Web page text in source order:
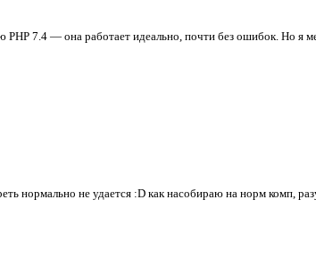
7.4 — она работает идеально, почти без ошибок. Но я
нормально не удается :D как насобираю на норм комп,